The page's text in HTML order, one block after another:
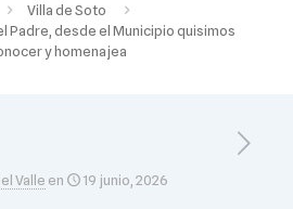
Villa de Soto
Padre, desde el Municipio quisimos
y homenajea
Valle en 19 junio, 2026